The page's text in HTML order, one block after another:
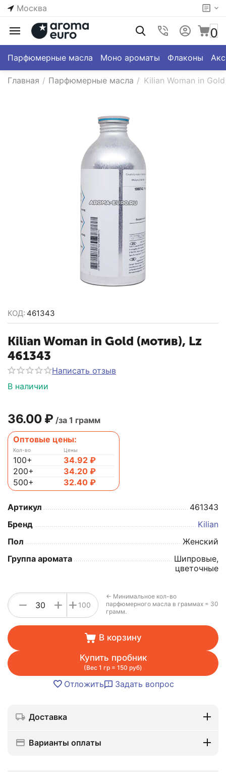
Москва
0
Парфюмерные масла Моно ароматы Флаконы
Главная / Парфюмерные масла / Kilian Woman in
КОД: 461343
Kilian Woman in Gold (мотив), Lz
461343
Написать отзыв
В наличии
36.00 ₽ /за 1 грамм
Оптовые цены:
Кол-во
100+
200+
500+
Цены
34.92 ₽
34.20 ₽
32.40 ₽
Артикул
461343
Бренд
Kilian
Пол
Женский
Группа аромата
Шипровые,
цветочные
+ 100
+
−
← Минимальное кол-во
парфюмерного масла в граммах = 30
грамм.
В корзину
Купить пробник
(Вес 1 гр = 150 руб)
Отложить Задать вопрос
Доставка
Варианты оплаты